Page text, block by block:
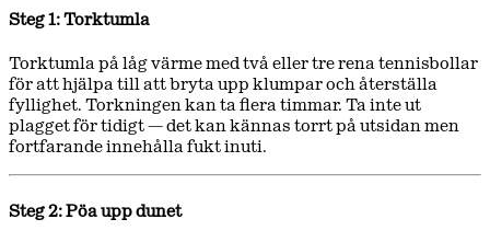
Steg 1: Torktumla
Torktumla på låg värme med två eller tre rena tennisbollar
för att hjälpa till att bryta upp klumpar och återställa
fyllighet. Torkningen kan ta flera timmar. Ta inte ut
plagget för tidigt — det kan kännas torrt på utsidan men
fortfarande innehålla fukt inuti.
Steg 2: Pöa upp dunet